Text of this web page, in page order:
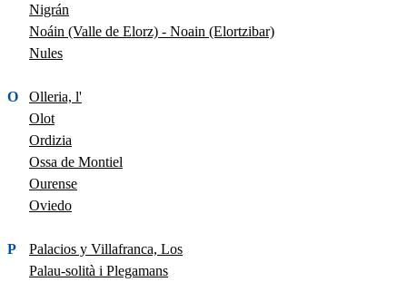
Nigrán
Noáin (Valle de Elorz) - Noain (Elortzibar)
Nules
O
Olleria, l'
Olot
Ordizia
Ossa de Montiel
Ourense
Oviedo
P
Palacios y Villafranca, Los
Palau-solità i Plegamans